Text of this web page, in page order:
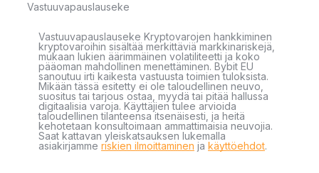
Vastuuvapauslauseke
Vastuuvapauslauseke Kryptovarojen hankkiminen
kryptovaroihin sisältää merkittäviä markkinariskejä,
mukaan lukien äärimmäinen volatiliteetti ja koko
pääoman mahdollinen menettäminen. Bybit EU
sanoutuu irti kaikesta vastuusta toimien tuloksista.
Mikään tässä esitetty ei ole taloudellinen neuvo,
suositus tai tarjous ostaa, myydä tai pitää hallussa
digitaalisia varoja. Käyttäjien tulee arvioida
taloudellinen tilanteensa itsenäisesti, ja heitä
kehotetaan konsultoimaan ammattimaisia neuvojia.
Saat kattavan yleiskatsauksen lukemalla
asiakirjamme riskien ilmoittaminen ja käyttöehdot.